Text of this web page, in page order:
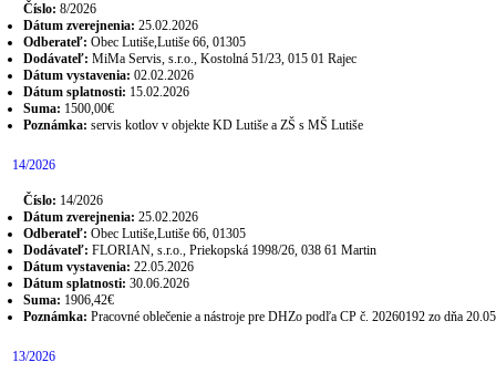
Číslo: 8/2026
Dátum zverejnenia: 25.02.2026
Odberateľ: Obec Lutiše,Lutiše 66, 01305
Dodávateľ: MiMa Servis, s.r.o., Kostolná 51/23, 015 01 Rajec
Dátum vystavenia: 02.02.2026
Dátum splatnosti: 15.02.2026
Suma: 1500,00€
Poznámka: servis kotlov v objekte KD Lutiše a ZŠ s MŠ Lutiše
14/2026
Číslo: 14/2026
Dátum zverejnenia: 25.02.2026
Odberateľ: Obec Lutiše,Lutiše 66, 01305
Dodávateľ: FLORIAN, s.r.o., Priekopská 1998/26, 038 61 Martin
Dátum vystavenia: 22.05.2026
Dátum splatnosti: 30.06.2026
Suma: 1906,42€
Poznámka: Pracovné oblečenie a nástroje pre DHZo podľa CP č. 20260192 zo dňa
13/2026